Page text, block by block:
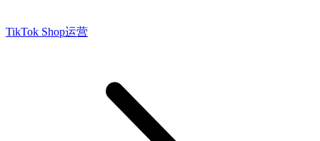
TikTok Shop运营